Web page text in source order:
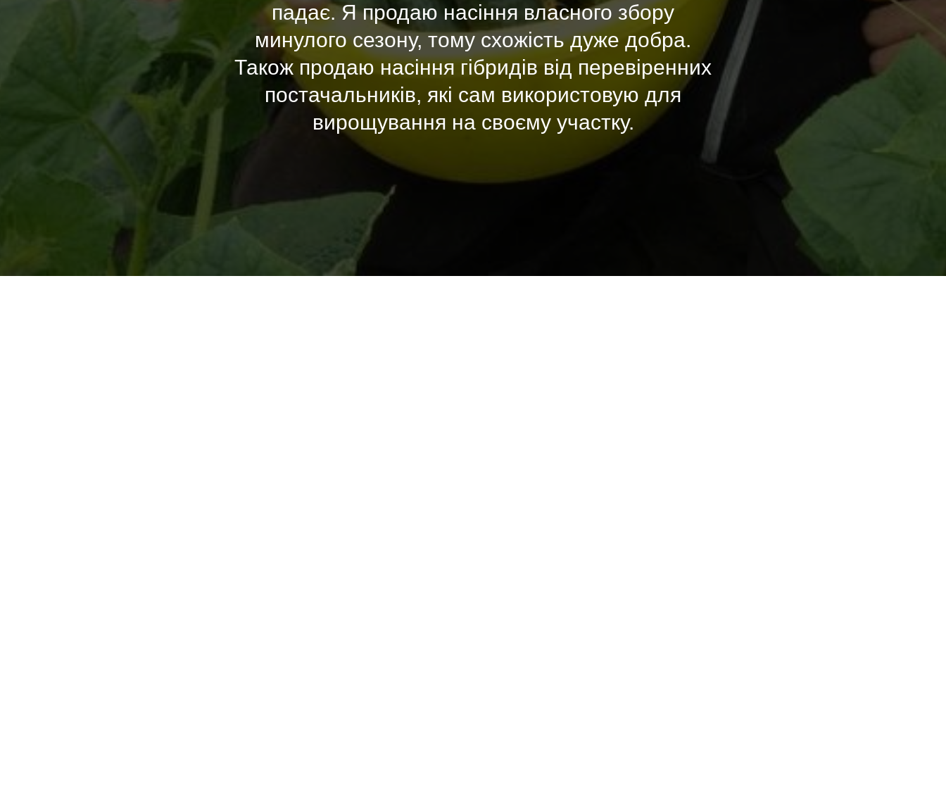
падає. Я продаю насіння власного збору
минулого сезону, тому схожість дуже добра.
Також продаю насіння гібридів від перевіренних
постачальників, які сам використовую для
вирощування на своєму участку.